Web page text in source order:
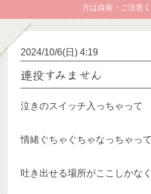
方は自衛・ご注意く
2024/10/6(日) 4:19
連投すみません
泣きのスイッチ入っちゃって
情緒ぐちゃぐちゃなっちゃっ
吐き出せる場所がここしかな